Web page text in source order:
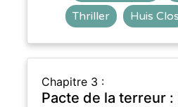
Thriller
Huis Clos
Chapitre 3 :
Pacte de la terreur :